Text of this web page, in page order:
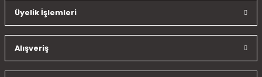
Ürün açıklamasında eksik bilgiler bulunuyor.
Ürün fiyatı diğer sitelerden daha pahalı.
Bu ürüne benzer farklı alternatifler olmalı.
Üyelik İşlemleri
Alışveriş